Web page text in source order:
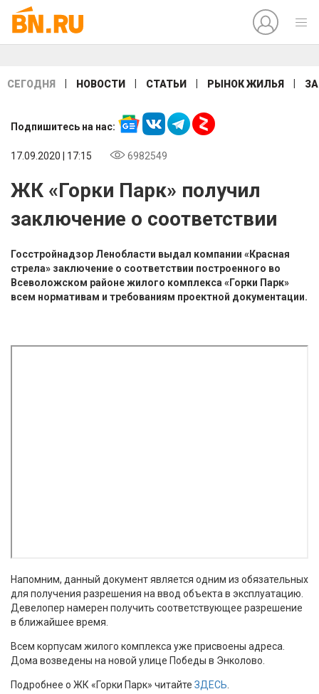
СЕГОДНЯ НОВОСТИ СТАТЬИ РЫНОК ЖИЛЬЯ
Подпишитесь на нас:
17.09.2020 | 17:15 6982549
ЖК «Горки Парк» получил
заключение о соответствии
Госстройнадзор Ленобласти выдал компании «Красная
стрела» заключение о соответствии построенного во
Всеволожском районе жилого комплекса «Горки Парк»
всем нормативам и требованиям проектной документации.
Напомним, данный документ является одним из обязательных
для получения разрешения на ввод объекта в эксплуатацию.
Девелопер намерен получить соответствующее разрешение
в ближайшее время.
Всем корпусам жилого комплекса уже присвоены адреса.
Дома возведены на новой улице Победы в Энколово.
Подробнее о ЖК «Горки Парк» читайте ЗДЕСЬ